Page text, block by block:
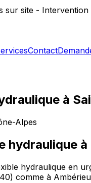
sur site -
Contact
à
Alpes
hydraulique à
hydraulique en
comme à